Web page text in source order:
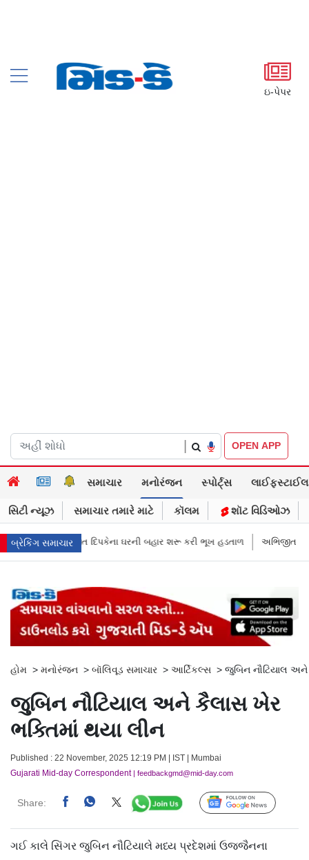
ઇ-પેપર
OPEN APP
સમાચાર મનોરંજન સ્પોર્ટ્સ લાઈફસ્ટાઈલ
સિટી ન્યૂઝ સમાચાર તમારે માટે કૉલમ શૉટ વિડિઓઝ
બ્રેકિંગ સમાચાર
શરૂ કરી ભૂખ હડતાળ અભિજીત દિપકેએ CJPની નવી નીતિ જાહેર કરી,
હોમ > મનોરંજન > બૉલિવૂડ સમાચાર > આર્ટિકલ્સ > જુબિન નૌટિયાલ
જુબિન નૌટિયાલ અને કૈલાસ ખેર
ભક્તિમાં થયા લીન
Published : 22 November, 2025 12:19 PM | IST | Mumbai
Gujarati Mid-day Correspondent| feedbackgmd@mid-day.com
Share: Follow Us
ગઈ કાલે સિંગર જુબિન નૌટિયાલે મધ્ય પ્રદેશમાં ઉજ્જૈનના